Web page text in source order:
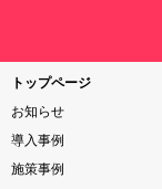
トップページ
お知らせ
導入事例
施策事例